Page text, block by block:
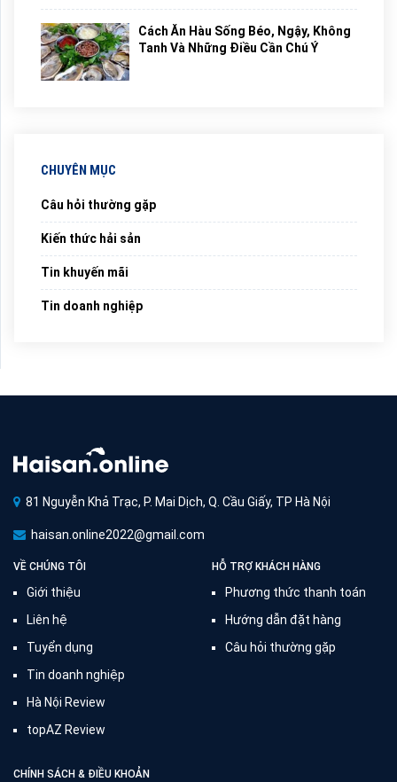
Cách Ăn Hàu Sống Béo, Ngậy, Không
Tanh Và Những Điều Cần Chú Ý
CHUYÊN MỤC
Câu hỏi thường gặp
Kiến thức hải sản
Tin khuyến mãi
Tin doanh nghiệp
81 Nguyễn Khả Trạc, P. Mai Dịch, Q. Cầu Giấy, TP Hà Nội
haisan.online2022@gmail.com
VỀ CHÚNG TÔI
Giới thiệu
Liên hệ
Tuyển dụng
Tin doanh nghiệp
Hà Nội Review
topAZ Review
HỖ TRỢ KHÁCH HÀNG
Phương thức thanh toán
Hướng dẫn đặt hàng
Câu hỏi thường gặp
CHÍNH SÁCH & ĐIỀU KHOẢN